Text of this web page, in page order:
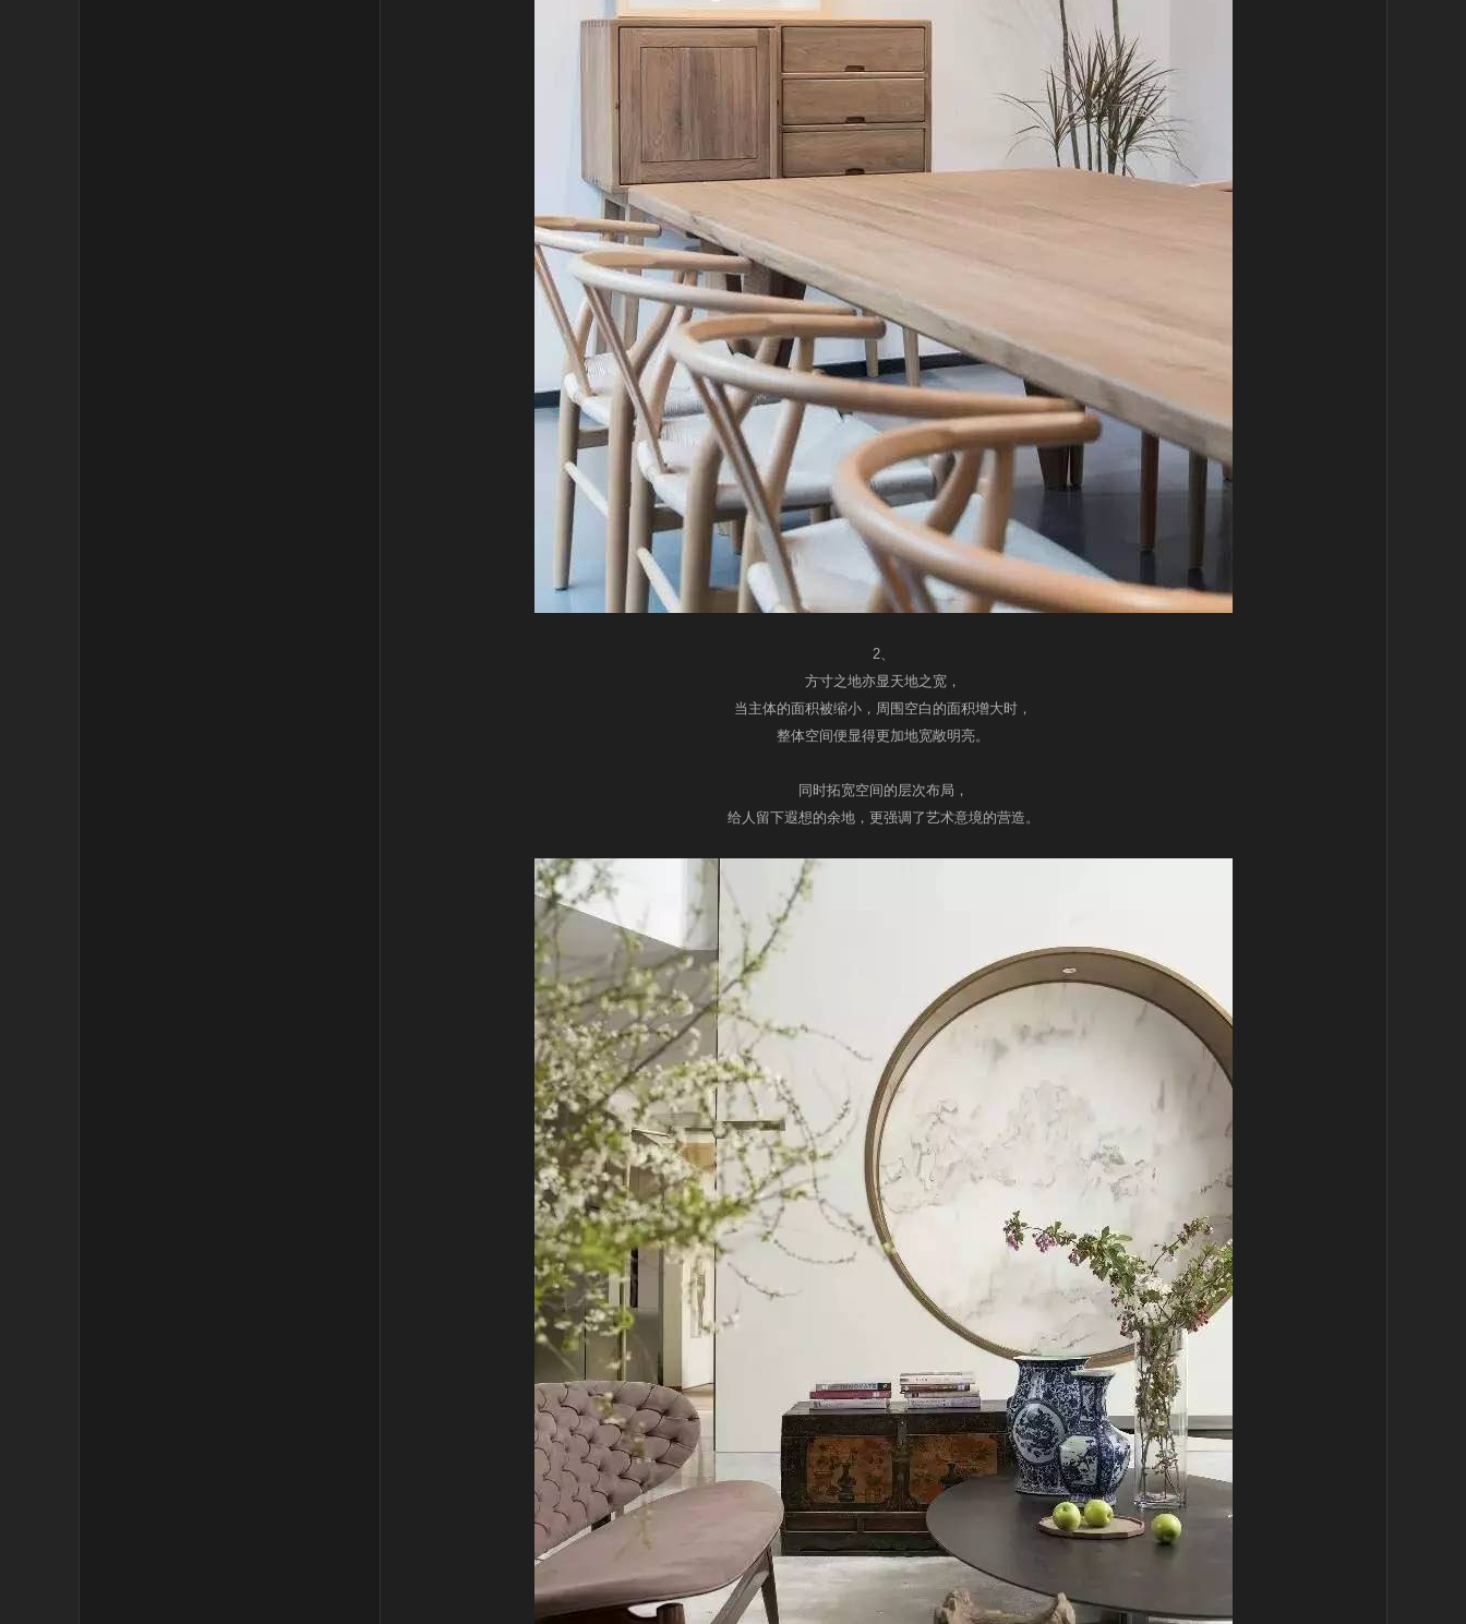
2、
方寸之地亦显天地之宽，
当主体的面积被缩小，周围空白的面积增大时，
整体空间便显得更加地宽敞明亮。
同时拓宽空间的层次布局，
给人留下遐想的余地，更强调了艺术意境的营造。